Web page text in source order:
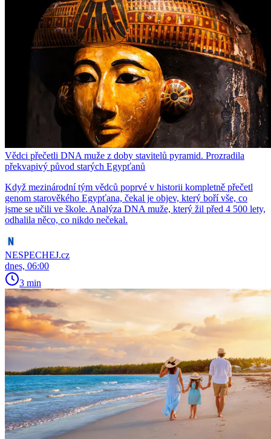
Vědci přečetli DNA muže z doby stavitelů pyramid. Prozradila
překvapivý původ starých Egypťanů
Když mezinárodní tým vědců poprvé v historii kompletně přečetl
genom starověkého Egypťana, čekal je objev, který boří vše, co
jsme se učili ve škole. Analýza DNA muže, který žil před 4 500 lety,
odhalila něco, co nikdo nečekal.
NESPECHEJ.cz
dnes, 06:00
3 min